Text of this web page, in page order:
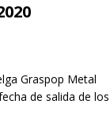
Graspop Metal
de salida de los